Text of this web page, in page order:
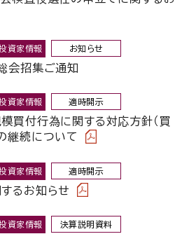
資家情報 お知らせ
会招集ご通知
資家情報 適時開示
買付行為に関する対応方針（買
継続について
資家情報 適時開示
るお知らせ
資家情報 決算説明資料